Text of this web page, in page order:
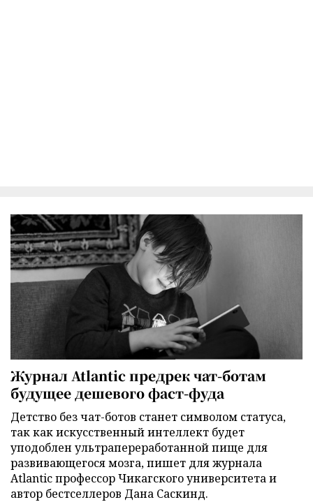
Журнал Atlantic предрек чат-ботам
будущее дешевого фаст-фуда
Детство без чат-ботов станет символом статуса,
так как искусственный интеллект будет
уподоблен ультрапереработанной пище для
развивающегося мозга, пишет для журнала
Atlantic профессор Чикагского университета и
автор бестселлеров Дана Саскинд.